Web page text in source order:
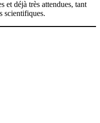
et déjà très attendues, tant
scientifiques.